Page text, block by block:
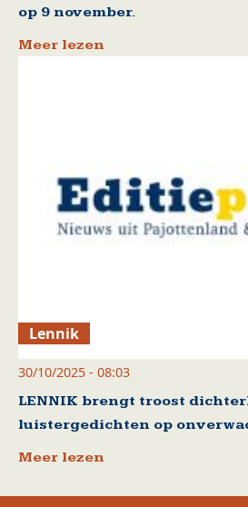
op 9 november.
Meer lezen
Lennik
30/10/2025 - 08:03
LENNIK brengt troost
luistergedichten op
Meer lezen